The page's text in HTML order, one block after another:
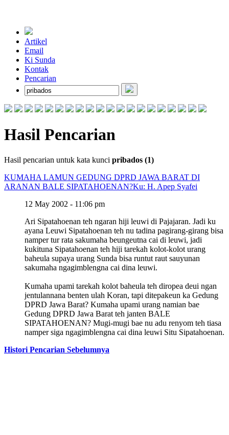
Artikel
Email
Ki Sunda
Kontak
Pencarian
Hasil Pencarian
Hasil pencarian untuk kata kunci pribados (1)
KUMAHA LAMUN GEDUNG DPRD JAWA BARAT DI
ARANAN BALE SIPATAHOENAN?Ku: H. Apep Syafei
12 May 2002 - 11:06 pm
Ari Sipatahoenan teh ngaran hiji leuwi di Pajajaran. Jadi ku
ayana Leuwi Sipatahoenan teh nu tadina pagirang-girang bisa
namper tur rata sakumaha beungeutna cai di leuwi, jadi
kukituna Sipatahoenan teh hiji tarekah kolot-kolot urang
baheula supaya urang Sunda bisa runtut raut sauyunan
sakumaha ngagimblengna cai dina leuwi.
Kumaha upami tarekah kolot baheula teh diropea deui ngan
jentulannana benten ulah Koran, tapi ditepakeun ka Gedung
DPRD Jawa Barat? Kumaha upami urang namian bae
Gedung DPRD Jawa Barat teh janten BALE
SIPATAHOENAN? Mugi-mugi bae nu adu renyom teh tiasa
namper siga ngagimblengna cai dina leuwi Situ Sipatahoenan.
Histori Pencarian Sebelumnya